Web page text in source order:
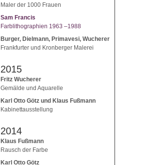
Maler der 1000 Frauen
Sam Francis
Farblithographien 1963 –1988
Burger, Dielmann, Primavesi, Wucherer
Frankfurter und Kronberger Malerei
2015
Fritz Wucherer
Gemälde und Aquarelle
Karl Otto Götz und Klaus Fußmann
Kabinettausstellung
2014
Klaus Fußmann
Rausch der Farbe
Karl Otto Götz